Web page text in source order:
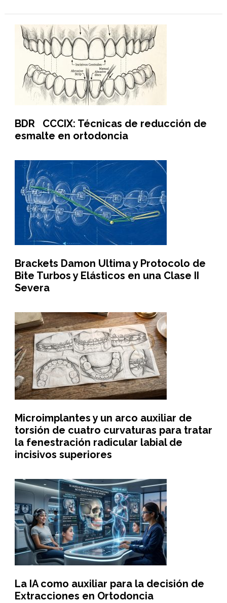
BDR CCCIX: Técnicas de reducción de
esmalte en ortodoncia
Brackets Damon Ultima y Protocolo de
Bite Turbos y Elásticos en una Clase II
Severa
Microimplantes y un arco auxiliar de
torsión de cuatro curvaturas para tratar
la fenestración radicular labial de
incisivos superiores
La IA como auxiliar para la decisión de
Extracciones en Ortodoncia